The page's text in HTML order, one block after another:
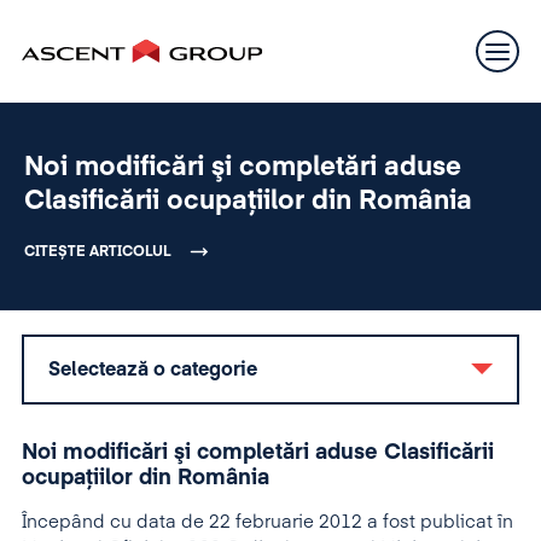
Noi modificări şi completări aduse
Clasificării ocupaţiilor din România
CITEȘTE ARTICOLUL
Selectează o categorie
Noi modificări şi completări aduse Clasificării
ocupaţiilor din România
Începând cu data de 22 februarie 2012 a fost publicat în